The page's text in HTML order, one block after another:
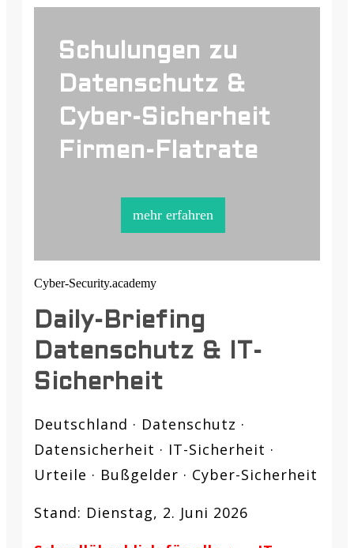
Schulungen zu
Datenschutz &
Cyber-Sicherheit
Firmen-Flatrate
mehr erfahren
Cyber-Security.academy
Daily-Briefing
Datenschutz & IT-
Sicherheit
Deutschland · Datenschutz ·
Datensicherheit · IT-Sicherheit ·
Urteile · Bußgelder · Cyber-Sicherheit
Stand: Dienstag, 2. Juni 2026